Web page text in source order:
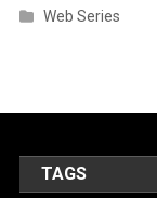
Web Series
TAGS